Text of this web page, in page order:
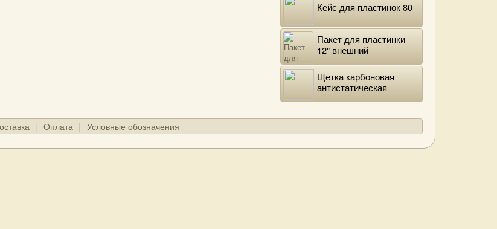
Кейс для пластинок 80
Пакет для пластинки
12" внешний
Щетка карбоновая
антистатическая
Оплата Условные обозначения